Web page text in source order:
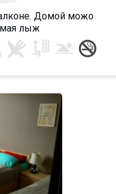
Домой можо
лыж